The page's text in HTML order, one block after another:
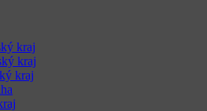
kraj
kraj
kraj